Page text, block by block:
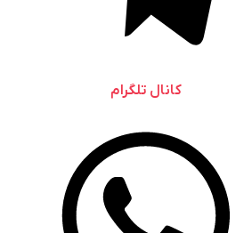
کانال تلگرام